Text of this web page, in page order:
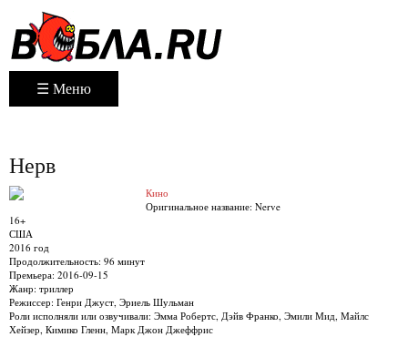
☰ Меню
Нерв
Кино
Оригинальное название: Nerve
16+
США
2016 год
Продолжительность: 96 минут
Премьера: 2016-09-15
Жанр: триллер
Режиссер: Генри Джуст, Эриель Шульман
Роли исполняли или озвучивали: Эмма Робертс, Дэйв Франко, Эмили Мид, Майлс
Хейзер, Кимико Гленн, Марк Джон Джеффрис